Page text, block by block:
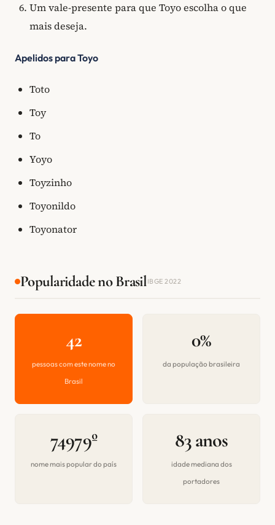
Um vale-presente para que Toyo escolha o que
mais deseja.
Apelidos para Toyo
Toto
Toy
To
Yoyo
Toyzinho
Toyonildo
Toyonator
Popularidade no BrasilIBGE 2022
42
pessoas com este nome no
Brasil
0%
da população brasileira
74979º
nome mais popular do país
83 anos
idade mediana dos
portadores